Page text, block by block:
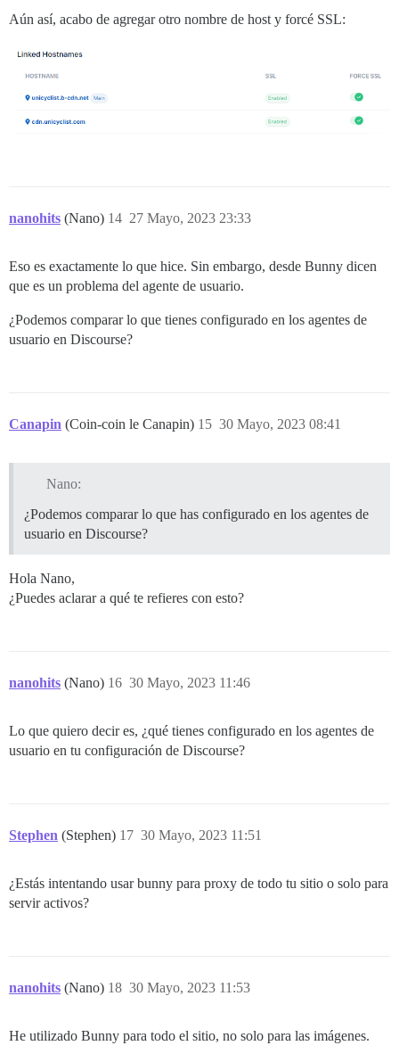
Aún así, acabo de agregar otro nombre de host y forcé SSL:
nanohits (Nano) 27 Mayo, 2023 23:33
14
Eso es exactamente lo que hice. Sin embargo, desde Bunny dicen
que es un problema del agente de usuario.
¿Podemos comparar lo que tienes configurado en los agentes de
usuario en Discourse?
Canapin (Coin-coin le Canapin) 30 Mayo, 2023 08:41
15
Nano:
¿Podemos comparar lo que has configurado en los agentes de
usuario en Discourse?
Hola Nano,
¿Puedes aclarar a qué te refieres con esto?
nanohits (Nano) 30 Mayo, 2023 11:46
16
Lo que quiero decir es, ¿qué tienes configurado en los agentes de
usuario en tu configuración de Discourse?
Stephen (Stephen) 30 Mayo, 2023 11:51
17
¿Estás intentando usar bunny para proxy de todo tu sitio o solo para
servir activos?
nanohits (Nano) 30 Mayo, 2023 11:53
18
He utilizado Bunny para todo el sitio, no solo para las imágenes.